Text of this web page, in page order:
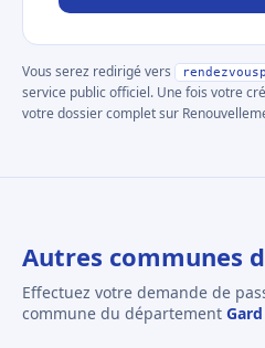
Vous serez redirigé vers
service public officiel. Une fois votre
votre dossier complet sur
Autres communes
Effectuez votre demande de
commune du département